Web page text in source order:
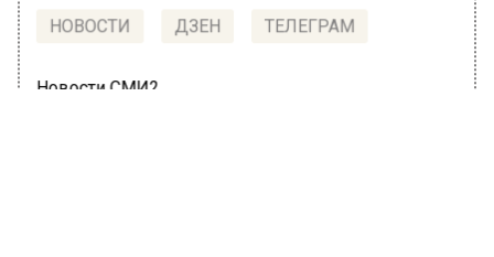
НОВОСТИ ДЗЕН ТЕЛЕГРАМ
Новости СМИ2